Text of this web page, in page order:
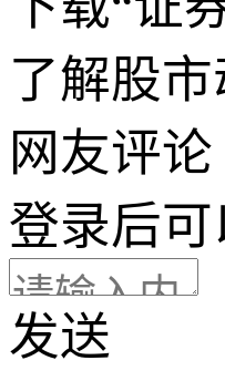
了解股
网友评论
登录后
发送